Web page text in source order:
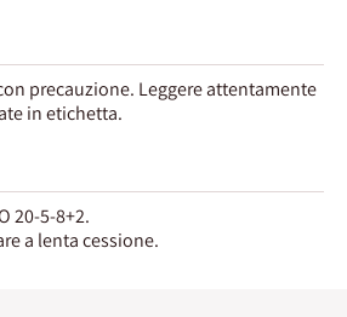
precauzione. Leggere attentamente
in etichetta.
20-5-8+2.
a lenta cessione.